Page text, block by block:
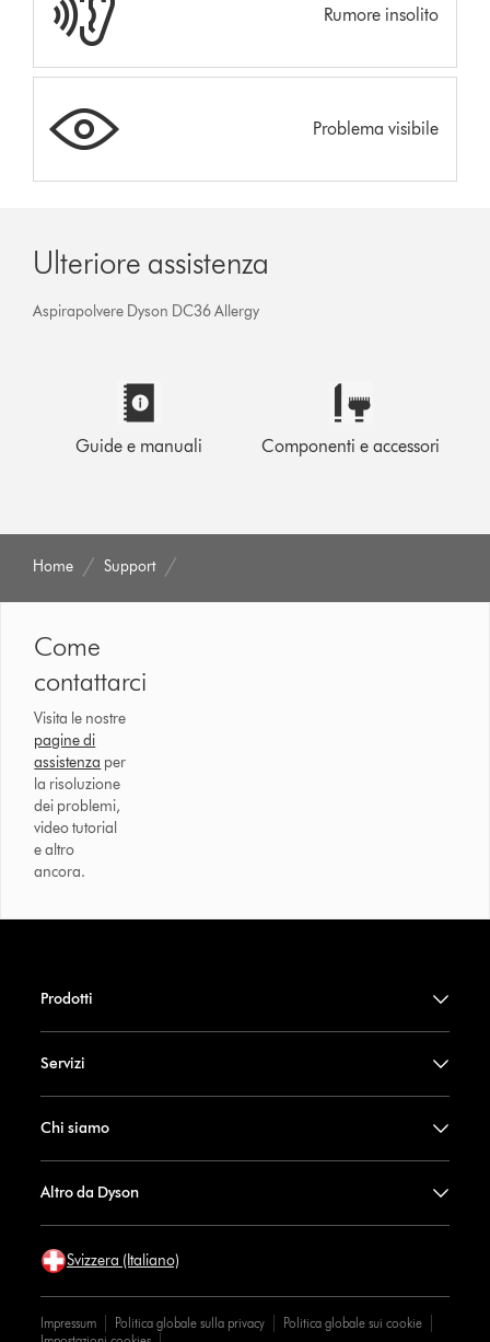
Rumore insolito
Problema visibile
Ulteriore assistenza
Aspirapolvere Dyson DC36 Allergy
Guide e manuali Componenti e accessori
Home Support
Come
contattarci
Visita le nostre
pagine di
assistenza per
la risoluzione
dei problemi,
video tutorial
e altro
ancora.
Prodotti
Servizi
Chi siamo
Altro da Dyson
Svizzera (Italiano)
Impressum Politica globale sulla privacy
Politica globale sui cookie